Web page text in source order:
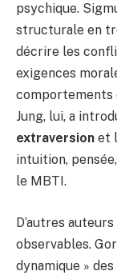
psychique.
structurale en
décrire les
exigences
comportements
Jung, lui, a
extraversion et
intuition,
le MBTI.
D’autres
observables.
dynamique »